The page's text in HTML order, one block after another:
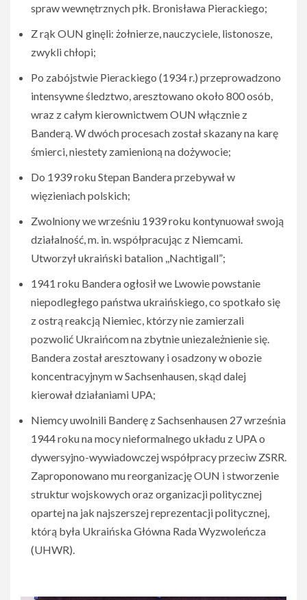
spraw wewnętrznych płk. Bronisława Pierackiego;
Z rąk OUN ginęli: żołnierze, nauczyciele, listonosze,
zwykli chłopi;
Po zabójstwie Pierackiego (1934 r.) przeprowadzono
intensywne śledztwo, aresztowano około 800 osób,
wraz z całym kierownictwem OUN włącznie z
Banderą. W dwóch procesach został skazany na karę
śmierci, niestety zamienioną na dożywocie;
Do 1939 roku Stepan Bandera przebywał w
więzieniach polskich;
Zwolniony we wrześniu 1939 roku kontynuował swoją
działalność, m. in. współpracując z Niemcami.
Utworzył ukraiński batalion ,,Nachtigall”;
1941 roku Bandera ogłosił we Lwowie powstanie
niepodległego państwa ukraińskiego, co spotkało się
z ostrą reakcją Niemiec, którzy nie zamierzali
pozwolić Ukraińcom na zbytnie uniezależnienie się.
Bandera został aresztowany i osadzony w obozie
koncentracyjnym w Sachsenhausen, skąd dalej
kierował działaniami UPA;
Niemcy uwolnili Banderę z Sachsenhausen 27 września
1944 roku na mocy nieformalnego układu z UPA o
dywersyjno-wywiadowczej współpracy przeciw ZSRR.
Zaproponowano mu reorganizację OUN i stworzenie
struktur wojskowych oraz organizacji politycznej
opartej na jak najszerszej reprezentacji politycznej,
którą była Ukraińska Główna Rada Wyzwoleńcza
(UHWR).